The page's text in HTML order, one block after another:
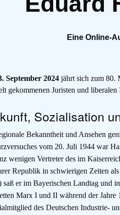
Eine Online-
September 2024jährt sich zum 80.
gekommenen Juristen und
Sozialisation
Bekanntheit und Ansehen
vom 20. Juli 1944 war
wenigen Vertreter des im
Republik in schwierigen Zeiten
er im Bayerischen Landtag und
Marx I und II während der Jahre
des Deutschen Industrie-